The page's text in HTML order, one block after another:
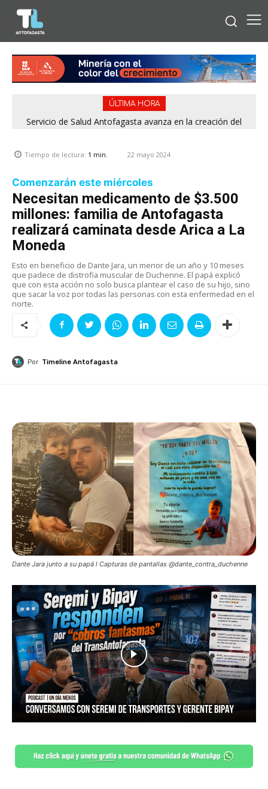
ÚLTIMA HORA
Servicio de Salud Antofagasta avanza en la creación del
Prisión preventiva para mujer acusada de estafar a familias
Tiempo de lectura: 1 min. 22 mayo 2024
Comenzarán este miércoles
Necesitan medicamento de $3.500
millones: familia de Antofagasta
realizará caminata desde Arica a La
Moneda
Esto en beneficio de Dante Jara, un menor de un año y 10 meses
que padece de distrofia muscular de Duchenne. El papá explicó
que con esta acción no solo busca plantear el caso de su hijo, sino
que sacar la voz por todas las personas con esta enfermedad en el
norte.
Por Timeline Antofagasta
Dante Jara junto a su papá l Capturas de pantallas @dante_contra_duchenne